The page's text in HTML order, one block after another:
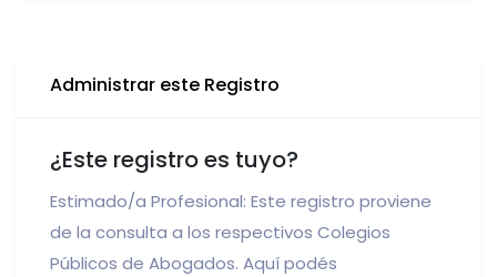
Administrar este Registro
¿Este registro es tuyo?
Estimado/a Profesional: Este registro proviene
de la consulta a los respectivos Colegios
Públicos de Abogados. Aquí podés